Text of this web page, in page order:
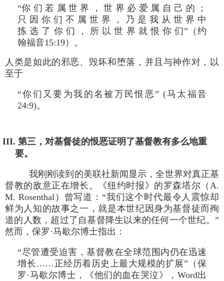
“你 们 若 属 世 界 ， 世 界 必 爱 属 自 己 的 ；
只 因 你 们 不 属 世 界 ， 乃 是 我 从 世 界 中
拣 选 了 你 们 ， 所 以 世 界 就 恨 你 们”（约
翰福音15:19）。
人类是如此的邪恶、毁坏和堕落，并且与神作对，以
至于
“你们又要为我的名被万民恨恶” (马太福音
24:9)。
III. 第三，对基督徒的恨恶证明了基督教有多么地重
要。
我刚刚读到的美联社新闻显示，全世界对真正基
督教的敌意正在增长。《纽约时报》的罗森塔尔（A.
M. Rosenthal）曾写道：“我们这个时代最令人震惊却
鲜为人知的故事之一，就是本世纪因身为基督徒而殉
道的人数，超过了自基督降生以来的任何一个世纪。”
然而，保罗·马歇尔博士指出：
“尽管遭受迫害，基督教在全球范围内仍在迅速
增长……正经历着历史上最大规模的扩展”（保
罗·马歇尔博士，《他们的血在哭泣》，Word出